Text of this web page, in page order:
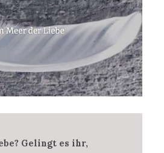
Gelingt es ihr,